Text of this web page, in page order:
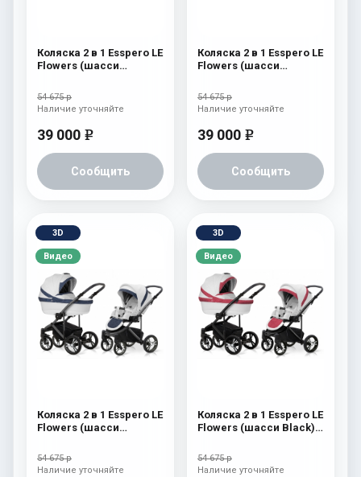
Коляска 2 в 1 Esspero LE
Flowers (шасси
54 675 р
39 000 e
Сообщить
Наличие уточняйте
Коляска 2 в 1 Esspero LE
Flowers (шасси
54 675 р
39 000 e
Сообщить
Наличие уточняйте
3D
Видео
Коляска 2 в 1 Esspero LE
Flowers (шасси
54 675 р
Наличие уточняйте
3D
Видео
Коляска 2 в 1 Esspero LE
Flowers (шасси Black)
54 675 р
Наличие уточняйте